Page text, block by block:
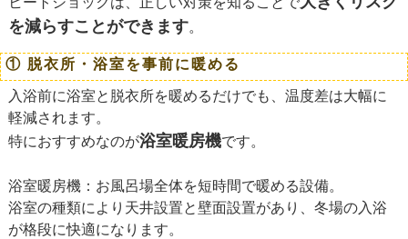
を減らすことができます。
① 脱衣所・浴室を事前に暖める
入浴前に浴室と脱衣所を暖めるだけでも、温度差は大幅に
軽減されます。
特におすすめなのが浴室暖房機です。
浴室暖房機：お風呂場全体を短時間で暖める設備。
浴室の種類により天井設置と壁面設置があり、冬場の入浴
が格段に快適になります。